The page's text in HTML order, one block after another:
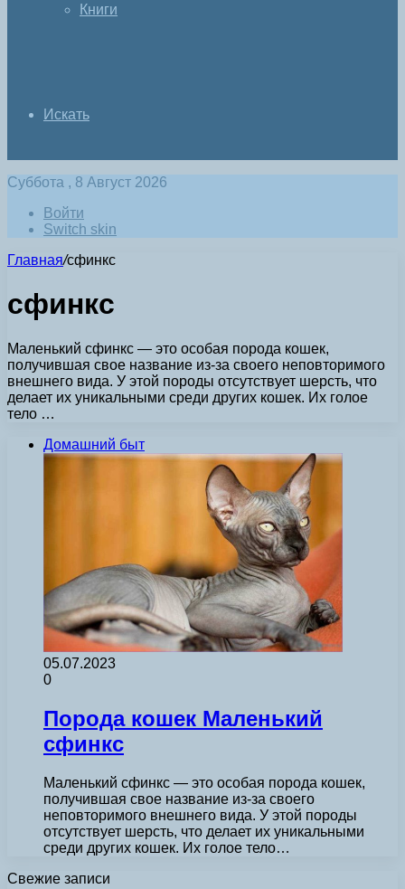
Книги
Искать
Суббота , 8 Август 2026
Войти
Switch skin
Главная/сфинкс
сфинкс
Маленький сфинкс — это особая порода кошек,
получившая свое название из-за своего неповторимого
внешнего вида. У этой породы отсутствует шерсть, что
делает их уникальными среди других кошек. Их голое
тело …
Домашний быт
05.07.2023
0
Порода кошек Маленький
сфинкс
Маленький сфинкс — это особая порода кошек,
получившая свое название из-за своего
неповторимого внешнего вида. У этой породы
отсутствует шерсть, что делает их уникальными
среди других кошек. Их голое тело…
Свежие записи